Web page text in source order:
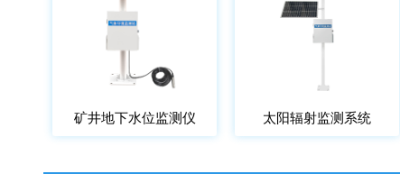
矿井地下水位监测仪 太阳辐射监测系统